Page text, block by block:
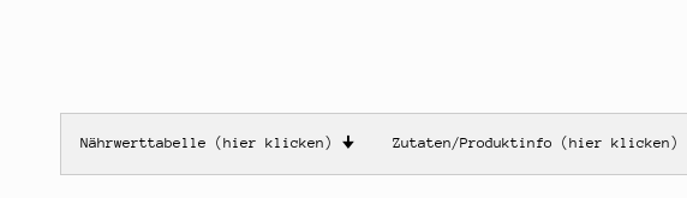
Nährwerttabelle (hier klicken) 🠋 Zutaten/Produktinfo (hier klicken)